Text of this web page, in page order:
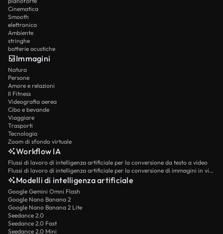
Cinematica
Smooth
elettronica
Ambiente
stringhe
batterie acustiche
Immagini
Natura
Persone
Amore e relazioni
Il Fitness
Videografia aerea
Cibo e bevande
Viaggiare
Trasporti
Tecnologia
Zoom di sfondo virtuale
Workflow IA
Flussi di lavoro di intelligenza artificiale per la conversione da testo a video
Flussi di lavoro di intelligenza artificiale per la conversione di immagini in video
Modelli di intelligenza artificiale
Google Gemini Omni Flash
Google Nano Banana 2
Google Nano Banana 2 Lite
Seedance 2.0
Seedance 2.0 Fast
Seedance 2.0 Mini